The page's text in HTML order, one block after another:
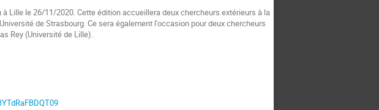
Lille le 26/11/2020. Cette édition accueillera deux chercheurs extérieurs à la
de Strasbourg. Ce sera également l'occasion pour deux chercheurs
Rey (Université de Lille).